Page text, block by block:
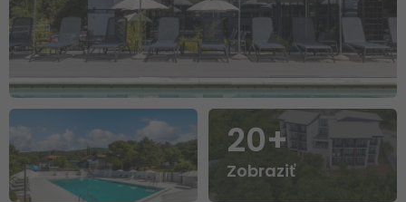
20+
Zobraziť